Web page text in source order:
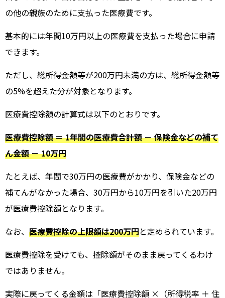
の他の親族のために支払った医療費です。
基本的には年間10万円以上の医療費を支払った場合に申請
できます。
ただし、総所得金額等が200万円未満の方は、総所得金額等
の5%を超えた分が対象となります。
医療費控除額の計算式は以下のとおりです。
医療費控除額 ＝ 1年間の医療費合計額 － 保険金などの補て
ん金額 － 10万円
たとえば、年間で30万円の医療費がかかり、保険金などの
補てんがなかった場合、30万円から10万円を引いた20万円
が医療費控除額となります。
なお、 医療費控除の上限額は200万円と定められています。
医療費控除を受けても、控除額がそのまま戻ってくるわけ
ではありません。
実際に戻ってくる金額は「医療費控除額 ×（所得税率 ＋ 住